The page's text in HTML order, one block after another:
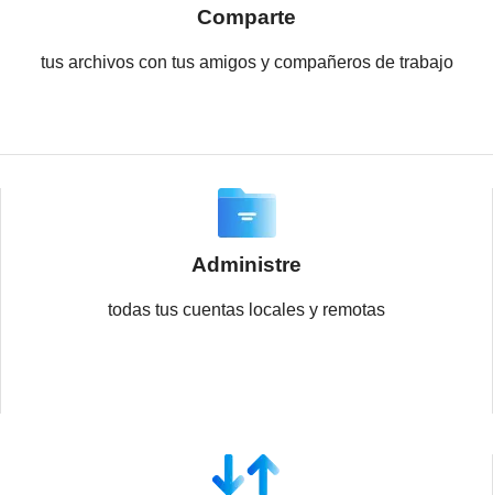
Comparte
tus archivos con tus amigos y compañeros de trabajo
Administre
todas tus cuentas locales y remotas